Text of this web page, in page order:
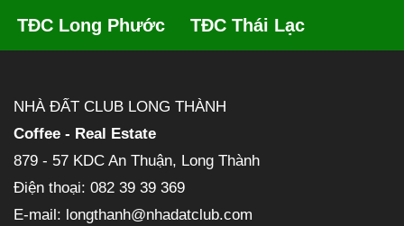
TĐC Long Phước
TĐC Thái Lạc
NHÀ ĐẤT CLUB LONG THÀNH
Coffee - Real Estate
879 - 57 KDC An Thuận, Long Thành
Điện thoại: 082 39 39 369
E-mail: longthanh@nhadatclub.com